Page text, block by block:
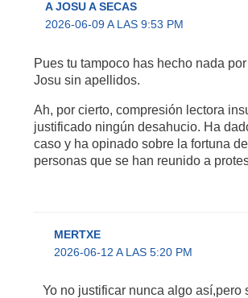
A JOSU A SECAS
2026-06-09 A LAS 9:53 PM
Pues tu tampoco has hecho nada
Josu sin apellidos.
Ah, por cierto, compresión lectora
justificado ningún desahucio. Ha
caso y ha opinado sobre la fortuna
personas que se han reunido a
MERTXE
2026-06-12 A LAS 5:20 PM
Yo no justificar nunca algo así,pero